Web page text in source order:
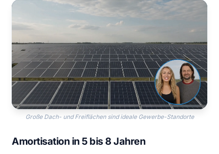
Große Dach- und Freiflächen sind ideale Gewerbe-Standorte
Amortisation in 5 bis 8 Jahren